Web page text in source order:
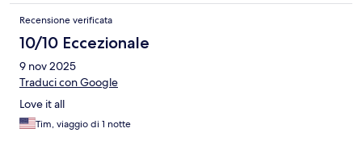
Recensione verificata
10/10 Eccezionale
9 nov 2025
Traduci con Google
Love it all
Tim, viaggio di 1 notte